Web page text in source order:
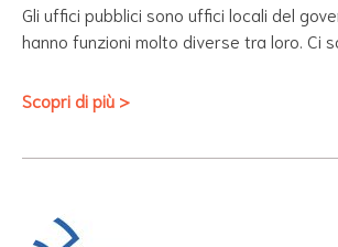
Gli uffici pubblici sono uffici locali del
hanno funzioni molto diverse tra loro. Ci
Scopri di più >